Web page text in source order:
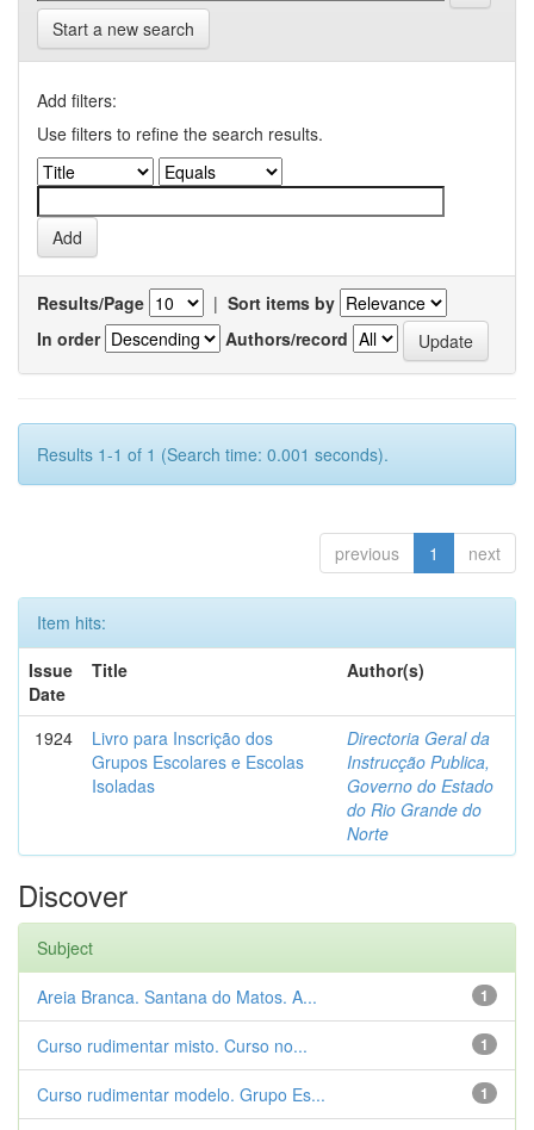
Start a new search
Add filters:
Use filters to refine the search results.
Results/Page | Sort items by
In order
Authors/record
Results 1-1 of 1 (Search time: 0.001 seconds).
previous 1 next
Item hits:
Issue
Date
Title Author(s)
1924
Livro para Inscrição dos
Grupos Escolares e Escolas
Isoladas
Directoria Geral da
Instrucção Publica,
Governo do Estado
do Rio Grande do
Norte
Discover
Subject
1
Areia Branca. Santana do Matos. A...
1
Curso rudimentar misto. Curso no...
1
Curso rudimentar modelo. Grupo Es...